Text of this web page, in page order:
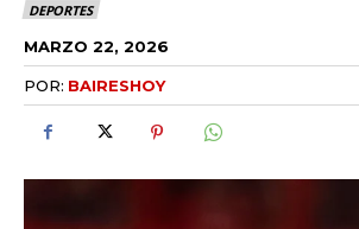
DEPORTES
MARZO 22, 2026
POR: BAIRESHOY